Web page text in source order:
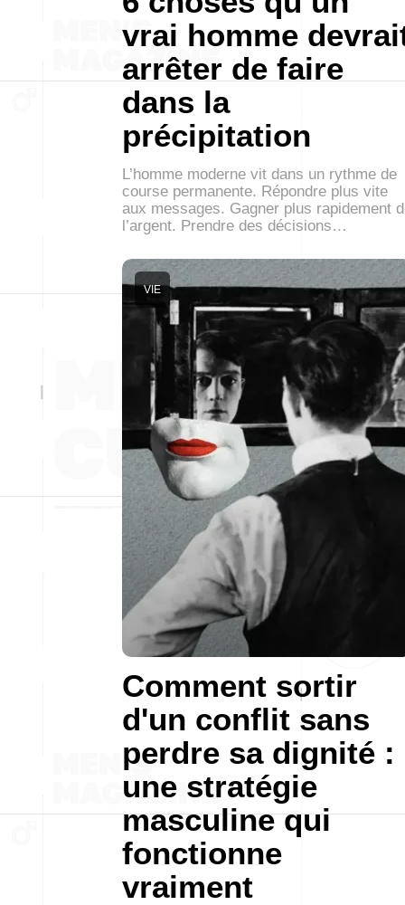
vrai homme
arrêter de faire
dans la
précipitation
L’homme moderne vit dans un rythme de
course permanente. Répondre plus vite
aux messages. Gagner plus rapidement
l’argent. Prendre des décisions…
Comment sortir
d'un conflit sans
perdre sa dignité :
une stratégie
masculine qui
fonctionne
vraiment
VIE